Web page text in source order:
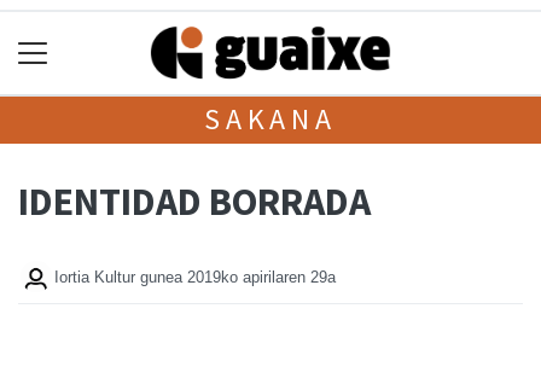
SAKANA
IDENTIDAD BORRADA
Iortia Kultur gunea 2019ko apirilaren 29a